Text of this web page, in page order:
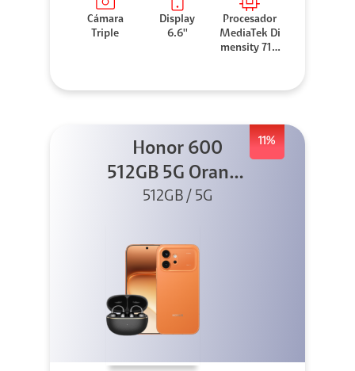
Cámara
Triple
Display
6.6''
Procesador
MediaTek Di
mensity 710
11%
Honor 600
512GB 5G Orange
+ Clip 2
512GB / 5G